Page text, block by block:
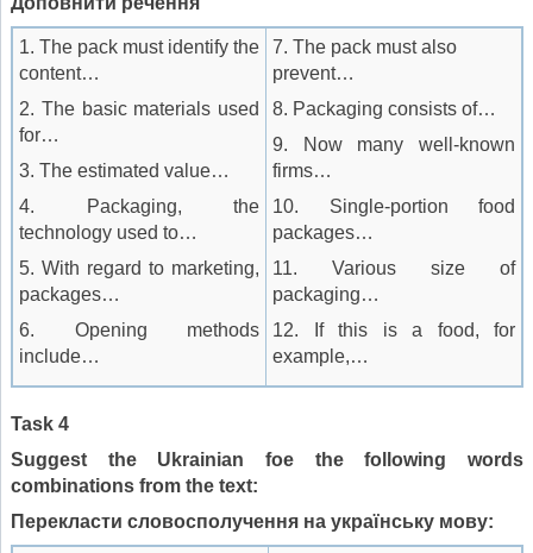
1. The pack must identify the
content…
2. The basic materials used
for…
3. The estimated value…
4. Packaging, the
technology used to…
5. With regard to marketing,
packages…
6. Opening methods
include…
7. The pack must also
prevent…
8. Packaging consists of…
9. Now many well-known
firms…
10. Single-portion food
packages…
11. Various size of
packaging…
12. If this is a food, for
example,…
Task 4
Suggest the Ukrainian foe the following words
combinations from the text:
Перекласти словосполучення на українську мову: